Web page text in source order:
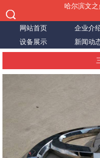
哈尔滨文之
网站首页 企业介
设备展示
新闻动